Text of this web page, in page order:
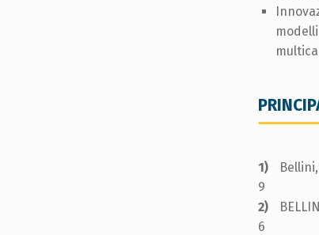
9
6